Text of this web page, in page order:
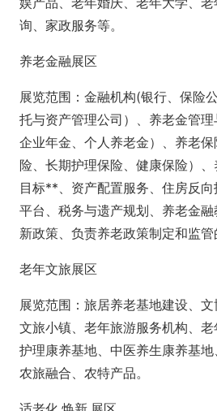
询、家政服务等。
养老金融展区
展览范围：金融机构(银行、保险
托与资产管理公司）、养老金管理
企业年金、个人养老金）、养老
险、长期护理保险、健康保险）
目标**、资产配置服务、住房反
平台、税务与遗产规划、养老金
新政策、负责养老政策制定和监管
老年文旅展区
展览范围：旅居养老基地建设、
文旅小镇、老年旅游服务机构、
护理康养基地、中医养生康养基地
农旅融合、农特产品。